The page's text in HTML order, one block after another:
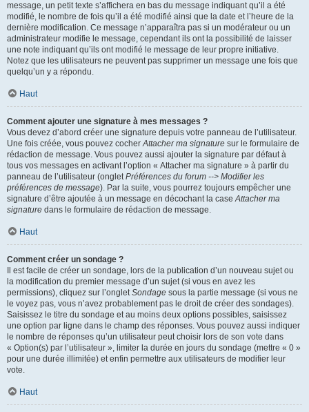
message, un petit texte s’affichera en bas du message indiquant qu’il a été
modifié, le nombre de fois qu’il a été modifié ainsi que la date et l’heure de la
dernière modification. Ce message n’apparaîtra pas si un modérateur ou un
administrateur modifie le message, cependant ils ont la possibilité de laisser
une note indiquant qu’ils ont modifié le message de leur propre initiative.
Notez que les utilisateurs ne peuvent pas supprimer un message une fois que
quelqu’un y a répondu.
Haut
Comment ajouter une signature à mes messages ?
Vous devez d’abord créer une signature depuis votre panneau de l’utilisateur.
Une fois créée, vous pouvez cocherAttacher ma signature sur le formulaire de
rédaction de message. Vous pouvez aussi ajouter la signature par défaut à
tous vos messages en activant l’option « Attacher ma signature » à partir du
panneau de l’utilisateur (ongletPréférences du forum --> Modifier les
préférences de message). Par la suite, vous pourrez toujours empêcher une
signature d’être ajoutée à un message en décochant la caseAttacher ma
signature dans le formulaire de rédaction de message.
Haut
Comment créer un sondage ?
Il est facile de créer un sondage, lors de la publication d’un nouveau sujet ou
la modification du premier message d’un sujet (si vous en avez les
permissions), cliquez sur l’ongletSondage sous la partie message (si vous ne
le voyez pas, vous n’avez probablement pas le droit de créer des sondages).
Saisissez le titre du sondage et au moins deux options possibles, saisissez
une option par ligne dans le champ des réponses. Vous pouvez aussi indiquer
le nombre de réponses qu’un utilisateur peut choisir lors de son vote dans
« Option(s) par l’utilisateur », limiter la durée en jours du sondage (mettre « 0 »
pour une durée illimitée) et enfin permettre aux utilisateurs de modifier leur
vote.
Haut